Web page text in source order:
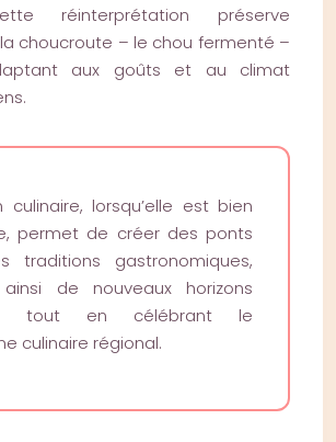
réinterprétation préserve
choucroute – le chou fermenté –
aux goûts et au climat
culinaire, lorsqu’elle est bien
permet de créer des ponts
traditions gastronomiques,
de nouveaux horizons
tout en célébrant le
culinaire régional.